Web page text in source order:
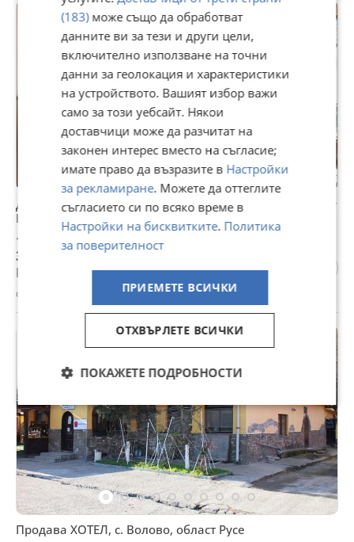
Дава под наем ПРОМ. ПОМЕЩЕНИЕ, с. Волово, област
Русе
154 €
301,20 лв
Не се начислява ДДС
с. Волово, Русе, 17 юли
Продава ХОТЕЛ, с. Волово, област Русе
(183)може също да обработват
данните ви за тези и други цели,
включително използване на точни
данни за геолокация и характеристики
на устройството. Вашият избор важи
само за този уебсайт. Някои
доставчици може да разчитат на
законен интерес вместо на съгласие;
имате право да възразите в Настройки
за рекламиране. Можете да оттеглите
съгласието си по всяко време в
Настройки на бисквитките. Политика
за поверителност
ПРИЕМЕТЕ ВСИЧКИ
ОТХВЪРЛЕТЕ ВСИЧКИ
ПОКАЖЕТЕ ПОДРОБНОСТИ